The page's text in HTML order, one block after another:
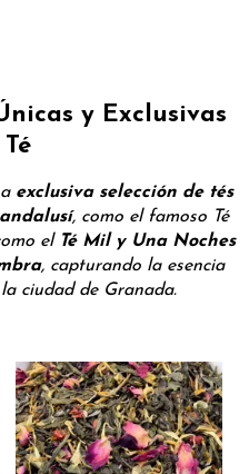
y Exclusivas
exclusiva selección de tés
, como el famoso Té
el Té Mil y Una Noches
, capturando la esencia
ciudad de Granada.